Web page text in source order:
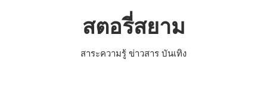
สตอรี่สยาม
สาระความรู้ ข่าวสาร บันเทิง